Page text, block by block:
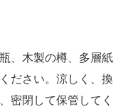
、木製の樽、多層紙
ださい。涼しく、換
密閉して保管してく